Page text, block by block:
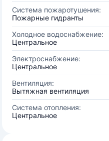
Система пожаротушения:
Пожарные гидранты
Холодное водоснабжение:
Центральное
Электроснабжение:
Центральное
Вентиляция:
Вытяжная вентиляция
Система отопления:
Центральное